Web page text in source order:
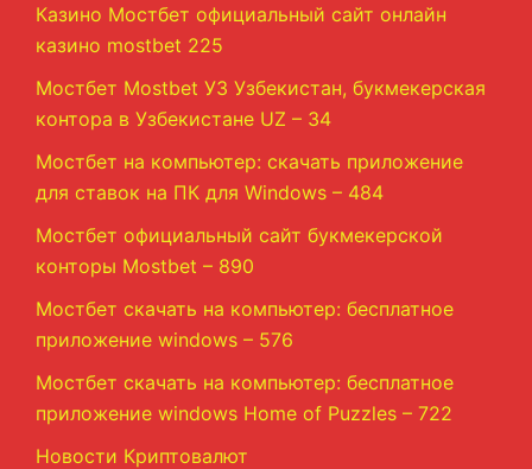
Казино Мостбет официальный сайт онлайн
казино mostbet 225
Мостбет Mostbet УЗ Узбекистан, букмекерская
контора в Узбекистане UZ – 34
Мостбет на компьютер: скачать приложение
для ставок на ПК для Windows – 484
Мостбет официальный сайт букмекерской
конторы Mostbet – 890
Мостбет скачать на компьютер: бесплатное
приложение windows – 576
Мостбет скачать на компьютер: бесплатное
приложение windows Home of Puzzles – 722
Новости Криптовалют